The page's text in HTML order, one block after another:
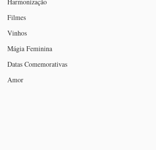
Filmes
Vinhos
Mágia Feminina
Datas Comemorativas
Amor